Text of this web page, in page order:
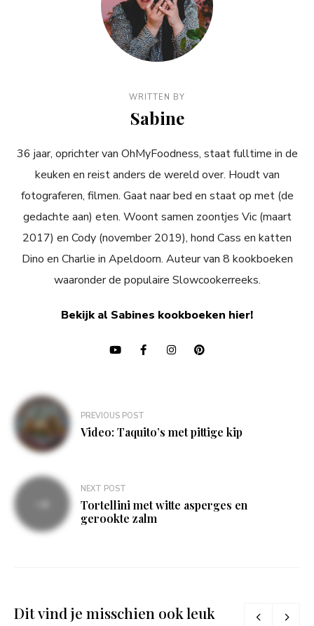
WRITTEN BY
Sabine
36 jaar, oprichter van OhMyFoodness, staat fulltime in de
keuken en reist anders de wereld over. Houdt van
fotograferen, filmen. Gaat naar bed en staat op met (de
gedachte aan) eten. Woont samen zoontjes Vic (maart
2017) en Cody (november 2019), hond Cass en katten
Dino en Charlie in Apeldoorn. Auteur van 8 kookboeken
waaronder de populaire Slowcookerreeks.
Bekijk al Sabines kookboeken hier!
Bericht
navigatie
PREVIOUS POST
Video: Taquito’s met pittige kip
NEXT POST
Tortellini met witte asperges en
gerookte zalm
Dit vind je misschien ook leuk